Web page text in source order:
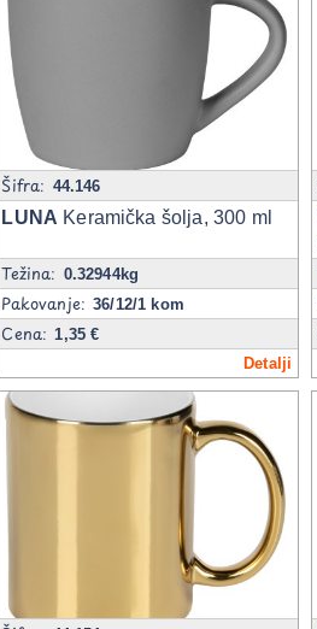
Šifra: 44.146
LUNA Keramička šolja, 300 ml
Težina: 0.32944kg
Pakovanje:36/12/1 kom
Cena:1,35 €
Detalji